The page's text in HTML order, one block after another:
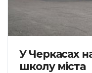
У Черкасах
школу міста